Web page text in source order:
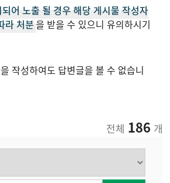
포토갤러리
어 노출 될 경우 해당 게시물 작성자
라 처분을 받을 수 있으니 유의하시기
작성하여도 답변글을 볼 수 없습니
전체 186 개